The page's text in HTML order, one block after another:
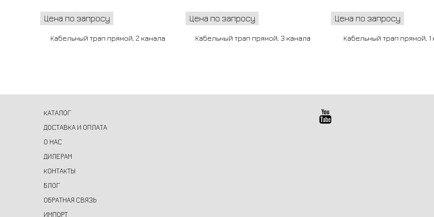
Цена по запросу
Кабельный трап прямой, 2 канала
Цена по запросу
Кабельный трап прямой, 3 канала
Цена по запросу
Кабельный трап прямой, 1
КАТАЛОГ
ДОСТАВКА И ОПЛАТА
О НАС
ДИЛЕРАМ
КОНТАКТЫ
БЛОГ
ОБРАТНАЯ СВЯЗЬ
ИМПОРТ